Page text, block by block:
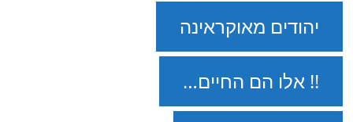
יהודים מאוקראינה
!! אלו הם החיים…